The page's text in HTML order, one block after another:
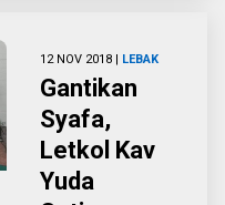
12 NOV 2018 | LEBAK
Gantikan
Syafa,
Letkol Kav
Yuda